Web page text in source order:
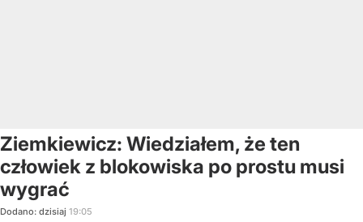
Ziemkiewicz: Wiedziałem, że ten
człowiek z blokowiska po prostu musi
wygrać
Dodano: dzisiaj 19:05